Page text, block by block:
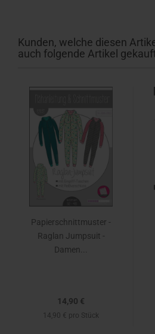
Kunden, welche diesen
auch folgende Artikel
Papierschnittmuster -
Raglan Jumpsuit -
Damen...
14,90 €
14,90 € pro Stück